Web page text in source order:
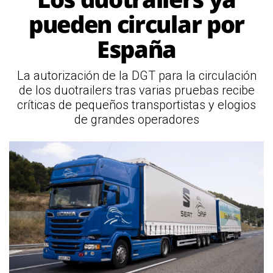
pueden circular por
España
La autorización de la DGT para la circulación
de los duotrailers tras varias pruebas recibe
críticas de pequeños transportistas y elogios
de grandes operadores